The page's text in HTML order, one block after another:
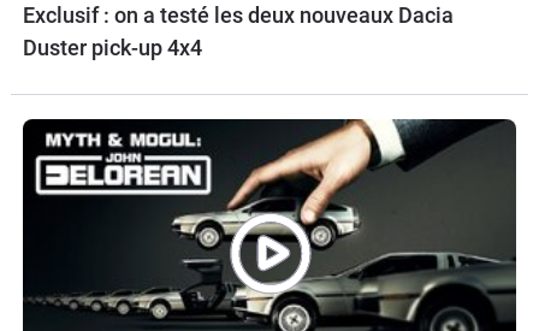
Exclusif : on a testé les deux nouveaux Dacia
Duster pick-up 4x4